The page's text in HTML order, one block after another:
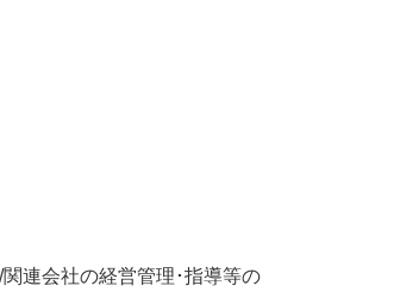
連会社の経営管理･指導等の